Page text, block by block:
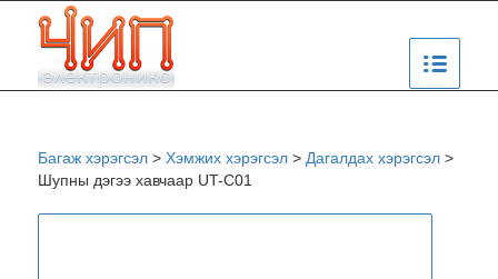
Багаж хэрэгсэл> Хэмжих хэрэгсэл> Дагалдах хэрэгсэл>
Шупны дэгээ хавчаар UT-C01